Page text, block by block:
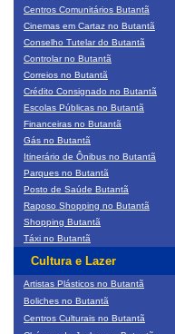
Centros Comunitários Butantã
Cinemas em Cartaz no Butantã
Conselho Tutelar do Butantã
Controlar no Butantã
Correios no Butantã
Crédito Consignado no Butantã
Escolas Públicas no Butantã
Financeiras no Butantã
Gás no Butantã
Itinerário de Ônibus no Butantã
Parques no Butantã
Posto de Saúde Butantã
Raposo Shopping no Butantã
Shopping Butantã
Táxi no Butantã
Cultura e Lazer
Artistas Plásticos no Butantã
Boliches no Butantã
Centros Culturais no Butantã